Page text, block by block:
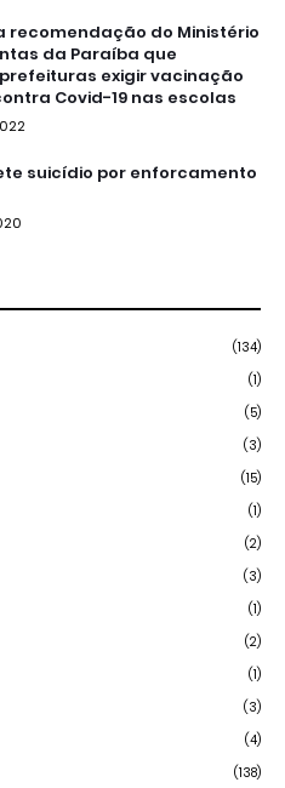
recomendação do Ministério
da Paraíba que
exigir vacinação
Covid-19 nas escolas
suicídio por enforcamento
(134)
(1)
(5)
(3)
(15)
(1)
(2)
(3)
(1)
(2)
(1)
(3)
(4)
(138)